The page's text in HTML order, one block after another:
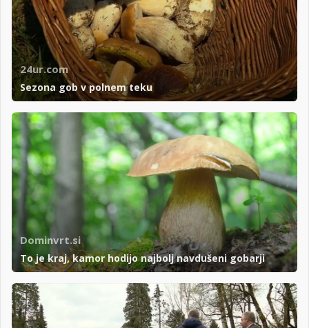
24ur.com
Sezona gob v polnem teku
Dominvrt.si
To je kraj, kamor hodijo najbolj navdušeni gobarji